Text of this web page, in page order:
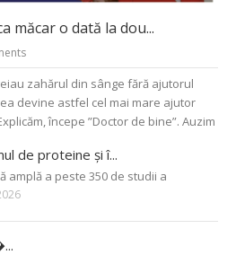
măcar o dată la dou...
zahărul din sânge fără ajutorul
devine astfel cel mai mare ajutor
începe ”Doctor de bine”. Auzim
de proteine și î...
amplă a peste 350 de studii a